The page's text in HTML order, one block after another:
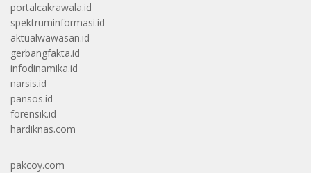
portalcakrawala.id
spektruminformasi.id
aktualwawasan.id
gerbangfakta.id
infodinamika.id
narsis.id
pansos.id
forensik.id
hardiknas.com
pakcoy.com